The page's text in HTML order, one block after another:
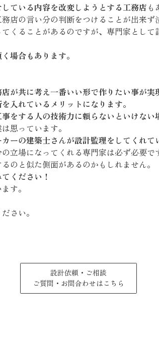
ている内容を改変しようとする工務店 も
店の言い分の判断をつけることが出来
くることがあるのですが、専門家として
場合もあります。
が共に考え一番いい形で作りたい事が実
入れているメリットになります。
をする人の技術力に頼らないといけない
思っています。
カーの建築士さんが設計監理をしてくれ
立場になってくれる専門家は必ず必要で
のと似た側面があるのかもしれません。
ください！
す。
さい。
設計依頼・ご相談
ご質問・お問合わせはこちら